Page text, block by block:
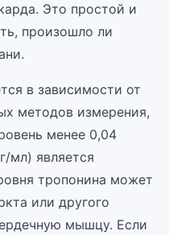
Это простой и
произошло ли
в зависимости от
методов измерения,
менее 0,04
мл) является
тропонина может
или другого
мышцу. Если